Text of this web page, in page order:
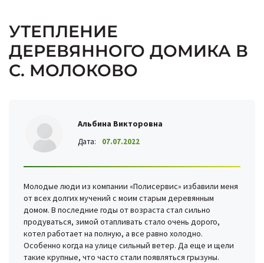
УТЕПЛЕНИЕ
ДЕРЕВЯННОГО ДОМИКА В
С. МОЛОКОВО
Альбина Викторовна
Дата: 07.07.2022
Молодые люди из компании «Полисервис» избавили меня
от всех долгих мучений с моим старым деревянным
домом. В последние годы от возраста стал сильно
продуваться, зимой отапливать стало очень дорого,
котел работает на полную, а все равно холодно.
Особенно когда на улице сильный ветер. Да еще и щели
такие крупные, что часто стали появляться грызуны.